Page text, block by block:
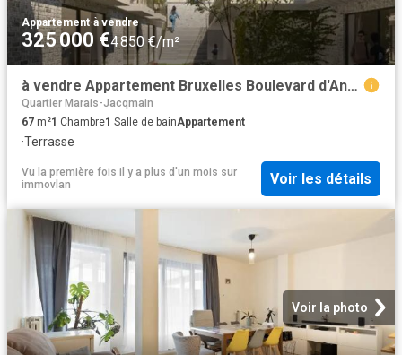
Appartement·à vendre
325 000 €4 850 €/m²
à vendre Appartement Bruxelles Boulevard d'Anvers
Quartier Marais-Jacqmain
67 m²1 Chambre1 Salle de bainAppartement
·Terrasse
Vu la première fois il y a plus d'un mois sur
immovlan
Voir les détails
Voir la photo